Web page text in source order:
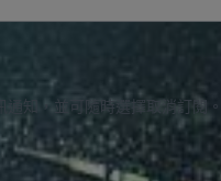
知，並可隨時選擇取消訂閱。